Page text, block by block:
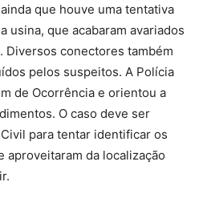
que houve uma tentativa
usina, que acabaram avariados
Diversos conectores também
pelos suspeitos. A Polícia
de Ocorrência e orientou a
O caso deve ser
para tentar identificar os
aproveitaram da localização